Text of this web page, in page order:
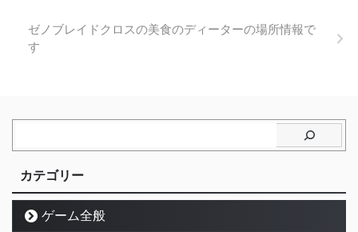
ゼノブレイドクロスの美食のディーターの場所情報で
す
カテゴリー
ゲーム全般